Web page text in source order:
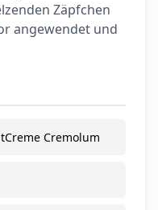
Zäpfchen
angewendet und
Cremolum